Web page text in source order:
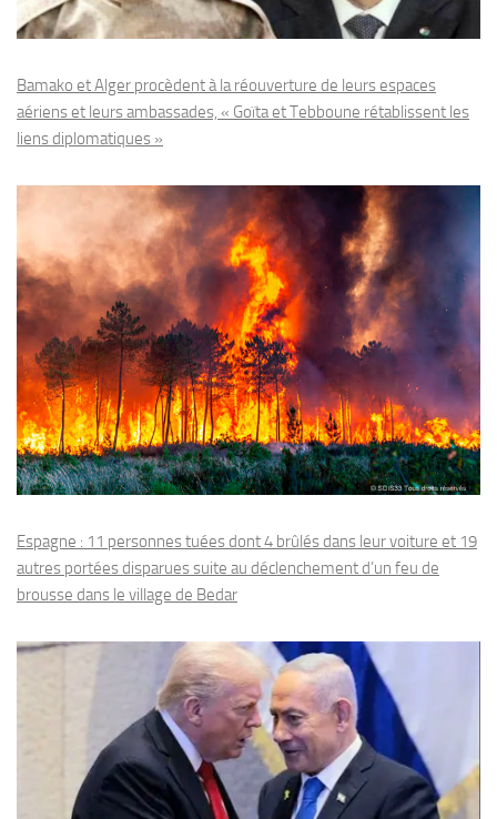
Bamako et Alger procèdent à la réouverture de leurs espaces
aériens et leurs ambassades, « Goïta et Tebboune rétablissent les
liens diplomatiques »
Espagne : 11 personnes tuées dont 4 brûlés dans leur voiture et 19
autres portées disparues suite au déclenchement d’un feu de
brousse dans le village de Bedar